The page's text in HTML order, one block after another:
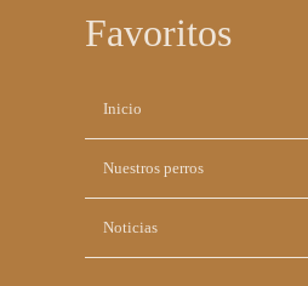
Favoritos
navegación
Inicio
Nuestros perros
Noticias